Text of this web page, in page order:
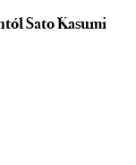
Sato Kasumi